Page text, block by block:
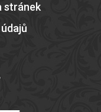
stránek